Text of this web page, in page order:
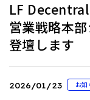
LF
営業戦略本
登壇します
2026/01/23 お知